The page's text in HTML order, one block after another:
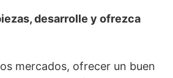
desarrolle y ofrezca
mercados, ofrecer un buen